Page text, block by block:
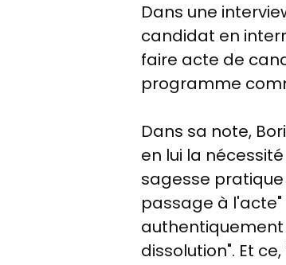
Dans une
candidat en
faire acte de
programme
Dans sa note,
en lui la
sagesse
passage à
authentiquement
dissolution". Et